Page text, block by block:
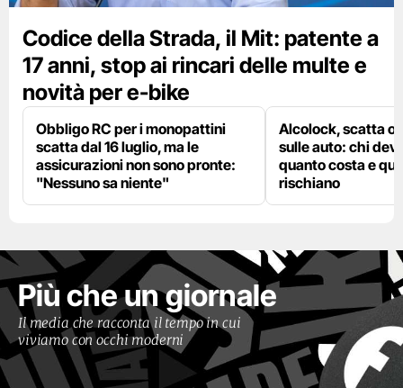
Codice della Strada, il Mit: patente a
17 anni, stop ai rincari delle multe e
novità per e-bike
Obbligo RC per i monopattini
scatta dal 16 luglio, ma le
assicurazioni non sono pronte:
"Nessuno sa niente"
Alcolock, scatta
sulle auto: chi
quanto costa e
rischiano
Più che un giornale
Il media che racconta il tempo in cui
viviamo con occhi moderni